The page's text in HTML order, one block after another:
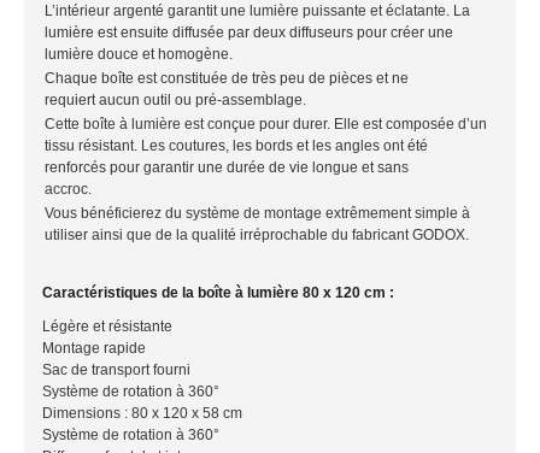
L’intérieur argenté garantit une lumière puissante et éclatante . La
lumière est ensuite diffusée par deux diffuseurs pour créer une
lumière douce et homogène.
Chaque boîte est constituée de très peu de pièces et ne
requiert aucun outil ou pré-assemblage.
Cette boîte à lumière est conçue pour durer. Elle est composée d’un
tissu résistant. Les coutures, les bords et les angles ont été
renforcés pour garantir une durée de vie longue et sans
accroc.
Vous bénéficierez du système de montage extrêmement simple à
utiliser ainsi que de la qualité irréprochable du fabricant GODOX.
Caractéristiques de la boîte à lumière 80 x 120 cm :
Légère et résistante
Montage rapide
Sac de transport fourni
Système de rotation à 360°
Dimensions : 80 x 120 x 58 cm
Système de rotation à 360°